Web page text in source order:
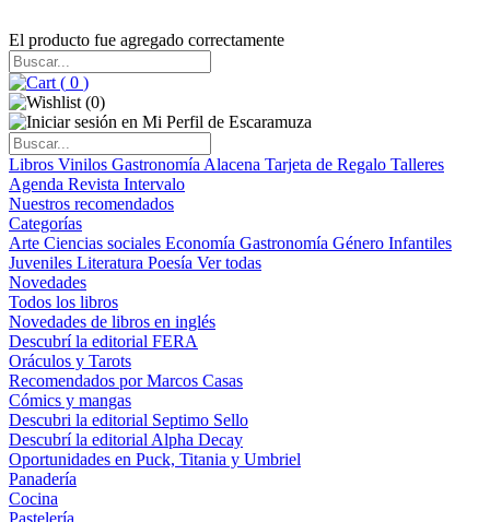
El producto fue agregado correctamente
( 0 )
(0)
Libros Vinilos Gastronomía Alacena Tarjeta de Regalo Talleres
Agenda Revista Intervalo
Nuestros recomendados
Categorías
Arte Ciencias sociales Economía Gastronomía Género Infantiles
Juveniles Literatura Poesía Ver todas
Novedades
Todos los libros
Novedades de libros en inglés
Descubrí la editorial FERA
Oráculos y Tarots
Recomendados por Marcos Casas
Cómics y mangas
Descubri la editorial Septimo Sello
Descubrí la editorial Alpha Decay
Oportunidades en Puck, Titania y Umbriel
Panadería
Cocina
Pastelería